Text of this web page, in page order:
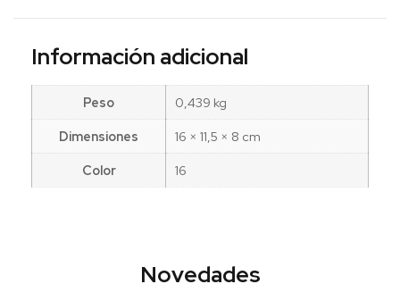
Información adicional
Peso
0,439 kg
Dimensiones
16 × 11,5 × 8 cm
Color
16
Novedades